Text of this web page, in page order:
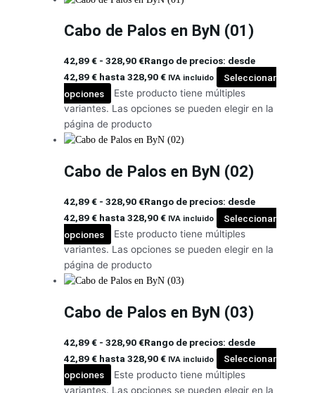
Cabo de Palos en ByN (01)
42,89€ - 328,90€Rango de precios: desde
42,89 € hasta 328,90 € IVA incluido
Seleccionar
opciones
Este producto tiene múltiples
variantes. Las opciones se pueden elegir en la
página de producto
Cabo de Palos en ByN (02)
42,89€ - 328,90€Rango de precios: desde
42,89 € hasta 328,90 € IVA incluido
Seleccionar
opciones
Este producto tiene múltiples
variantes. Las opciones se pueden elegir en la
página de producto
Cabo de Palos en ByN (03)
42,89€ - 328,90€Rango de precios: desde
42,89 € hasta 328,90 € IVA incluido
Seleccionar
opciones
Este producto tiene múltiples
variantes. Las opciones se pueden elegir en la